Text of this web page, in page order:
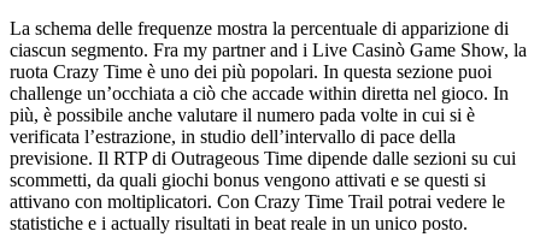
La schema delle frequenze mostra la percentuale di apparizione di
ciascun segmento. Fra my partner and i Live Casinò Game Show, la
ruota Crazy Time è uno dei più popolari. In questa sezione puoi
challenge un’occhiata a ciò che accade within diretta nel gioco. In
più, è possibile anche valutare il numero pada volte in cui si è
verificata l’estrazione, in studio dell’intervallo di pace della
previsione. Il RTP di Outrageous Time dipende dalle sezioni su cui
scommetti, da quali giochi bonus vengono attivati e se questi si
attivano con moltiplicatori. Con Crazy Time Trail potrai vedere le
statistiche e i actually risultati in beat reale in un unico posto.